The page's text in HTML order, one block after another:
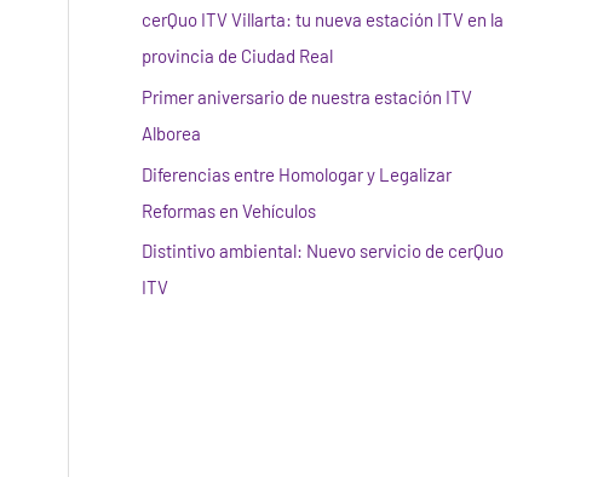
cerQuo ITV Villarta: tu nueva estación ITV en la
provincia de Ciudad Real
Primer aniversario de nuestra estación ITV
Alborea
Diferencias entre Homologar y Legalizar
Reformas en Vehículos
Distintivo ambiental: Nuevo servicio de cerQuo
ITV